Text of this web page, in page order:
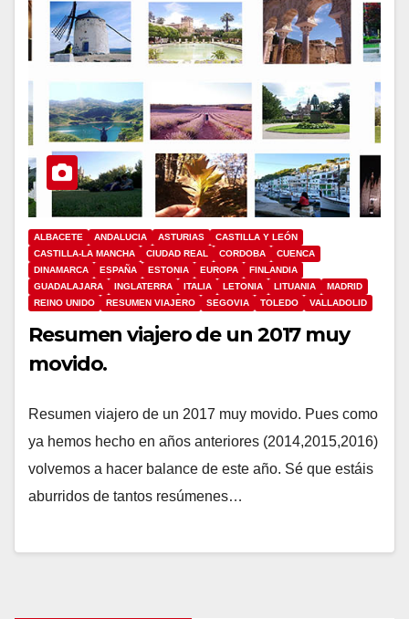
ALBACETE ANDALUCIA ASTURIAS
CASTILLA Y LEÓN
CASTILLA-LA MANCHA
CIUDAD REAL CORDOBA
CUENCA
DINAMARCA
ESPAÑA ESTONIA EUROPA
FINLANDIA
GUADALAJARA
INGLATERRA ITALIA LETONIA LITUANIA
MADRID
REINO UNIDO
RESUMEN VIAJERO SEGOVIA TOLEDO VALLADOLID
Resumen viajero de un 2017 muy
movido.
Resumen viajero de un 2017 muy movido. Pues como
ya hemos hecho en años anteriores (2014,2015,2016)
volvemos a hacer balance de este año. Sé que estáis
aburridos de tantos resúmenes…